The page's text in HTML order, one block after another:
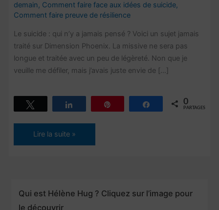
demain, Comment faire face aux idées de suicide,
Comment faire preuve de résilience
Le suicide : qui n’y a jamais pensé ? Voici un sujet jamais
traité sur Dimension Phoenix. La missive ne sera pas
longue et traitée avec un peu de légèreté. Non que je
veuille me défiler, mais j’avais juste envie de […]
Partagez Partagez 0
PARTAGES
Le
suicide
a
jamais
Lire la suite »
Qui est Hélène Hug ? Cliquez sur l’image pour
le découvrir